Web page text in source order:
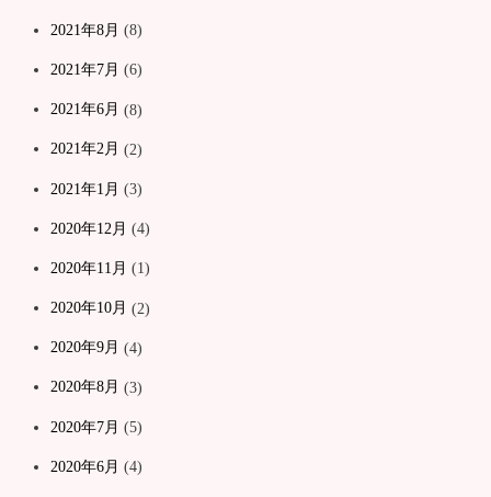
2021年8月 (8)
2021年7月 (6)
2021年6月 (8)
2021年2月 (2)
2021年1月 (3)
2020年12月 (4)
2020年11月 (1)
2020年10月 (2)
2020年9月 (4)
2020年8月 (3)
2020年7月 (5)
2020年6月 (4)